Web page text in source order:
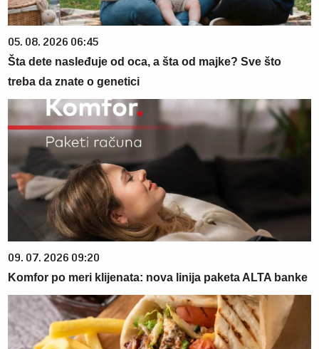
05. 08. 2026 06:45
Šta dete nasleđuje od oca, a šta od majke? Sve što
treba da znate o genetici
09. 07. 2026 09:20
Komfor po meri klijenata: nova linija paketa ALTA banke